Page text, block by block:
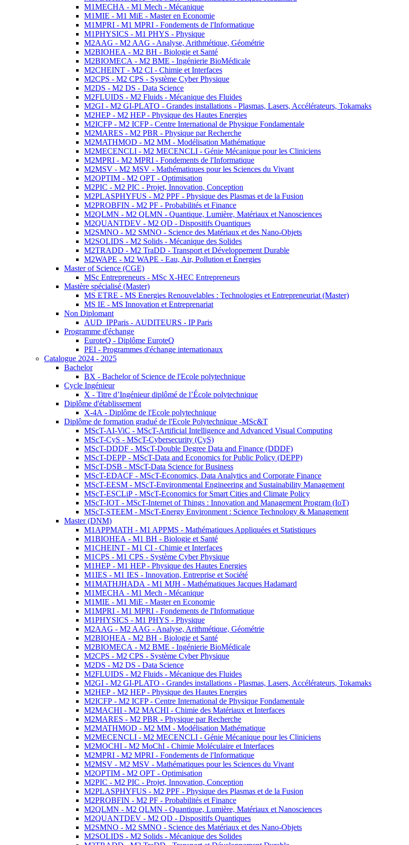
M1MECHA - M1 Mech - Mécanique
M1MIE - M1 MiE - Master en Economie
M1MPRI - M1 MPRI - Fondements de l'Informatique
M1PHYSICS - M1 PHYS - Physique
M2AAG - M2 AAG - Analyse, Arithmétique, Géométrie
M2BIOHEA - M2 BH - Biologie et Santé
M2BIOMECA - M2 BME - Ingénierie BioMédicale
M2CHEINT - M2 CI - Chimie et Interfaces
M2CPS - M2 CPS - Système Cyber Physique
M2DS - M2 DS - Data Science
M2FLUIDS - M2 Fluids - Mécanique des Fluides
M2GI - M2 GI-PLATO - Grandes installations - Plasmas, Lasers, Accélérateurs, Tokamaks
M2HEP - M2 HEP - Physique des Hautes Energies
M2ICFP - M2 ICFP - Centre International de Physique Fondamentale
M2MARES - M2 PBR - Physique par Recherche
M2MATHMOD - M2 MM - Modélisation Mathématique
M2MECENCLI - M2 MECENCLI - Génie Mécanique pour les Cliniciens
M2MPRI - M2 MPRI - Fondements de l'Informatique
M2MSV - M2 MSV - Mathématiques pour les Sciences du Vivant
M2OPTIM - M2 OPT - Optimisation
M2PIC - M2 PIC - Projet, Innovation, Conception
M2PLASPHYFUS - M2 PPF - Physique des Plasmas et de la Fusion
M2PROBFIN - M2 PF - Probabilités et Finance
M2QLMN - M2 QLMN - Quantique, Lumière, Matériaux et Nanosciences
M2QUANTDEV - M2 QD - Dispositifs Quantiques
M2SMNO - M2 SMNO - Science des Matériaux et des Nano-Objets
M2SOLIDS - M2 Solids - Mécanique des Solides
M2TRADD - M2 TraDD - Transport et Développement Durable
M2WAPE - M2 WAPE - Eau, Air, Pollution et Énergies
Master of Science (CGE)
MSc Entrepreneurs - MSc X-HEC Entrepreneurs
Mastère spécialisé (Master)
MS ETRE - MS Energies Renouvelables : Technologies et Entrepreneuriat (Master)
MS IE - MS Innovation et Entreprenariat
Non Diplomant
AUD_IPParis - AUDITEURS - IP Paris
Programme d'échange
EuroteQ - Diplôme EuroteQ
PEI - Programmes d'échange internationaux
Catalogue 2024 - 2025
Bachelor
BX - Bachelor of Science de l'Ecole polytechnique
Cycle Ingénieur
X - Titre d’Ingénieur diplômé de l’École polytechnique
Diplôme d'établissement
X-4A - Diplôme de l'Ecole polytechnique
Diplôme de formation gradué de l'Ecole Polytechnique -MSc&T
MScT-AI-ViC - MScT-Artificial Intelligence and Advanced Visual Computing
MScT-CyS - MScT-Cybersecurity (CyS)
MScT-DDDF - MScT-Double Degree Data and Finance (DDDF)
MScT-DEPP - MScT-Data and Economics for Public Policy (DEPP)
MScT-DSB - MScT-Data Science for Business
MScT-EDACF - MScT-Economics, Data Analytics and Corporate Finance
MScT-EESM - MScT-Environmental Engineering and Sustainability Management
MScT-ESCLiP - MScT-Economics for Smart Cities and Climate Policy
MScT-IOT - MScT-Internet of Things : Innovation and Management Program (IoT)
MScT-STEEM - MScT-Energy Environment : Science Technology & Management
Master (DNM)
M1APPMATH - M1 APPMS - Mathématiques Appliquées et Statistiques
M1BIOHEA - M1 BH - Biologie et Santé
M1CHEINT - M1 CI - Chimie et Interfaces
M1CPS - M1 CPS - Système Cyber Physique
M1HEP - M1 HEP - Physique des Hautes Energies
M1IES - M1 IES - Innovation, Entreprise et Société
M1MATHJHADA - M1 MJH - Mathématiques Jacques Hadamard
M1MECHA - M1 Mech - Mécanique
M1MIE - M1 MiE - Master en Economie
M1MPRI - M1 MPRI - Fondements de l'Informatique
M1PHYSICS - M1 PHYS - Physique
M2AAG - M2 AAG - Analyse, Arithmétique, Géométrie
M2BIOHEA - M2 BH - Biologie et Santé
M2BIOMECA - M2 BME - Ingénierie BioMédicale
M2CPS - M2 CPS - Système Cyber Physique
M2DS - M2 DS - Data Science
M2FLUIDS - M2 Fluids - Mécanique des Fluides
M2GI - M2 GI-PLATO - Grandes installations - Plasmas, Lasers, Accélérateurs, Tokamaks
M2HEP - M2 HEP - Physique des Hautes Energies
M2ICFP - M2 ICFP - Centre International de Physique Fondamentale
M2MACHI - M2 MACHI - Chimie des Matériaux et Interfaces
M2MARES - M2 PBR - Physique par Recherche
M2MATHMOD - M2 MM - Modélisation Mathématique
M2MECENCLI - M2 MECENCLI - Génie Mécanique pour les Cliniciens
M2MOCHI - M2 MoChI - Chimie Moléculaire et Interfaces
M2MPRI - M2 MPRI - Fondements de l'Informatique
M2MSV - M2 MSV - Mathématiques pour les Sciences du Vivant
M2OPTIM - M2 OPT - Optimisation
M2PIC - M2 PIC - Projet, Innovation, Conception
M2PLASPHYFUS - M2 PPF - Physique des Plasmas et de la Fusion
M2PROBFIN - M2 PF - Probabilités et Finance
M2QLMN - M2 QLMN - Quantique, Lumière, Matériaux et Nanosciences
M2QUANTDEV - M2 QD - Dispositifs Quantiques
M2SMNO - M2 SMNO - Science des Matériaux et des Nano-Objets
M2SOLIDS - M2 Solids - Mécanique des Solides